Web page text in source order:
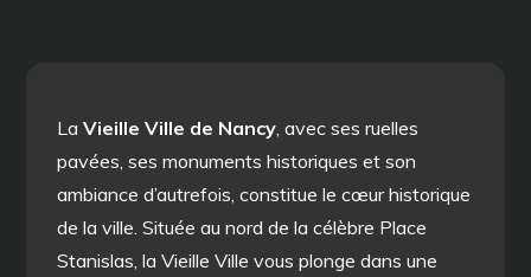
LaVieille Ville de Nancy, avec ses ruelles
pavées, ses monuments historiques et son
ambiance d’autrefois, constitue le cœur historique
de la ville. Située au nord de la célèbre Place
Stanislas, la Vieille Ville vous plonge dans une